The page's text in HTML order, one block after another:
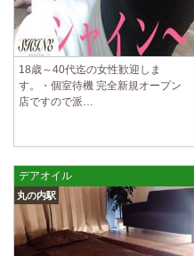
18歳～40代迄の女性歓迎しま
す。・個室待機 完全新規オープン
店ですので派…
デアオイル
丸の内駅